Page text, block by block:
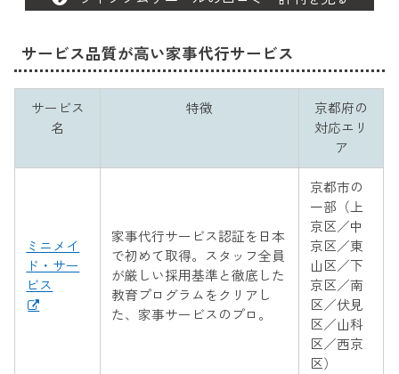
サービス品質が高い家事代行サービス
サービス
名
特徴
京都府の
対応エリ
ア
ミニメイ
ド・サー
ビス
家事代行サービス認証を日本
で初めて取得。スタッフ全員
が厳しい採用基準と徹底した
教育プログラムをクリアし
た、家事サービスのプロ。
京都市の
一部（上
京区／中
京区／東
山区／下
京区／南
区／伏見
区／山科
区／西京
区）